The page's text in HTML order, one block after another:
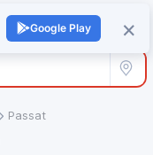
Войти +
Все
Passat
×
Google Play